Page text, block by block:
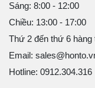
Sáng: 8:00 - 12:00
Chiều: 13:00 - 17:00
Thứ 2 đến thứ 6 hàng
Email:
Hotline: 0912.304.316